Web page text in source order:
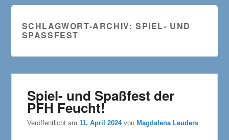
SCHLAGWORT-ARCHIV: SPIEL- UND
SPASSFEST
Spiel- und Spaßfest der
PFH Feucht!
Veröffentlicht am11. April 2024 von Magdalena Leuders